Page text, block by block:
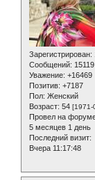
Зарегистрирован:
Сообщений: 15119
Уважение: +16469
Позитив: +7187
Пол: Женский
Возраст: 54 [1971-
Провел на
5 месяцев 1 день
Последний визит:
Вчера 11:17:48